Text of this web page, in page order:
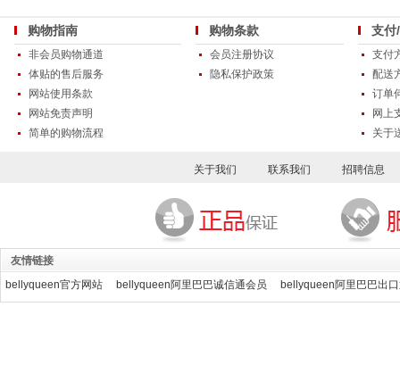
购物指南
非会员购物通道
体贴的售后服务
网站使用条款
网站免责声明
简单的购物流程
购物条款
会员注册协议
隐私保护政策
支付
支付
配送
订单
网上
关于
关于我们 联系我们 招聘信息
友情链接
bellyqueen官方网站
bellyqueen阿里巴巴诚信通会员 bellyqueen阿里巴巴出